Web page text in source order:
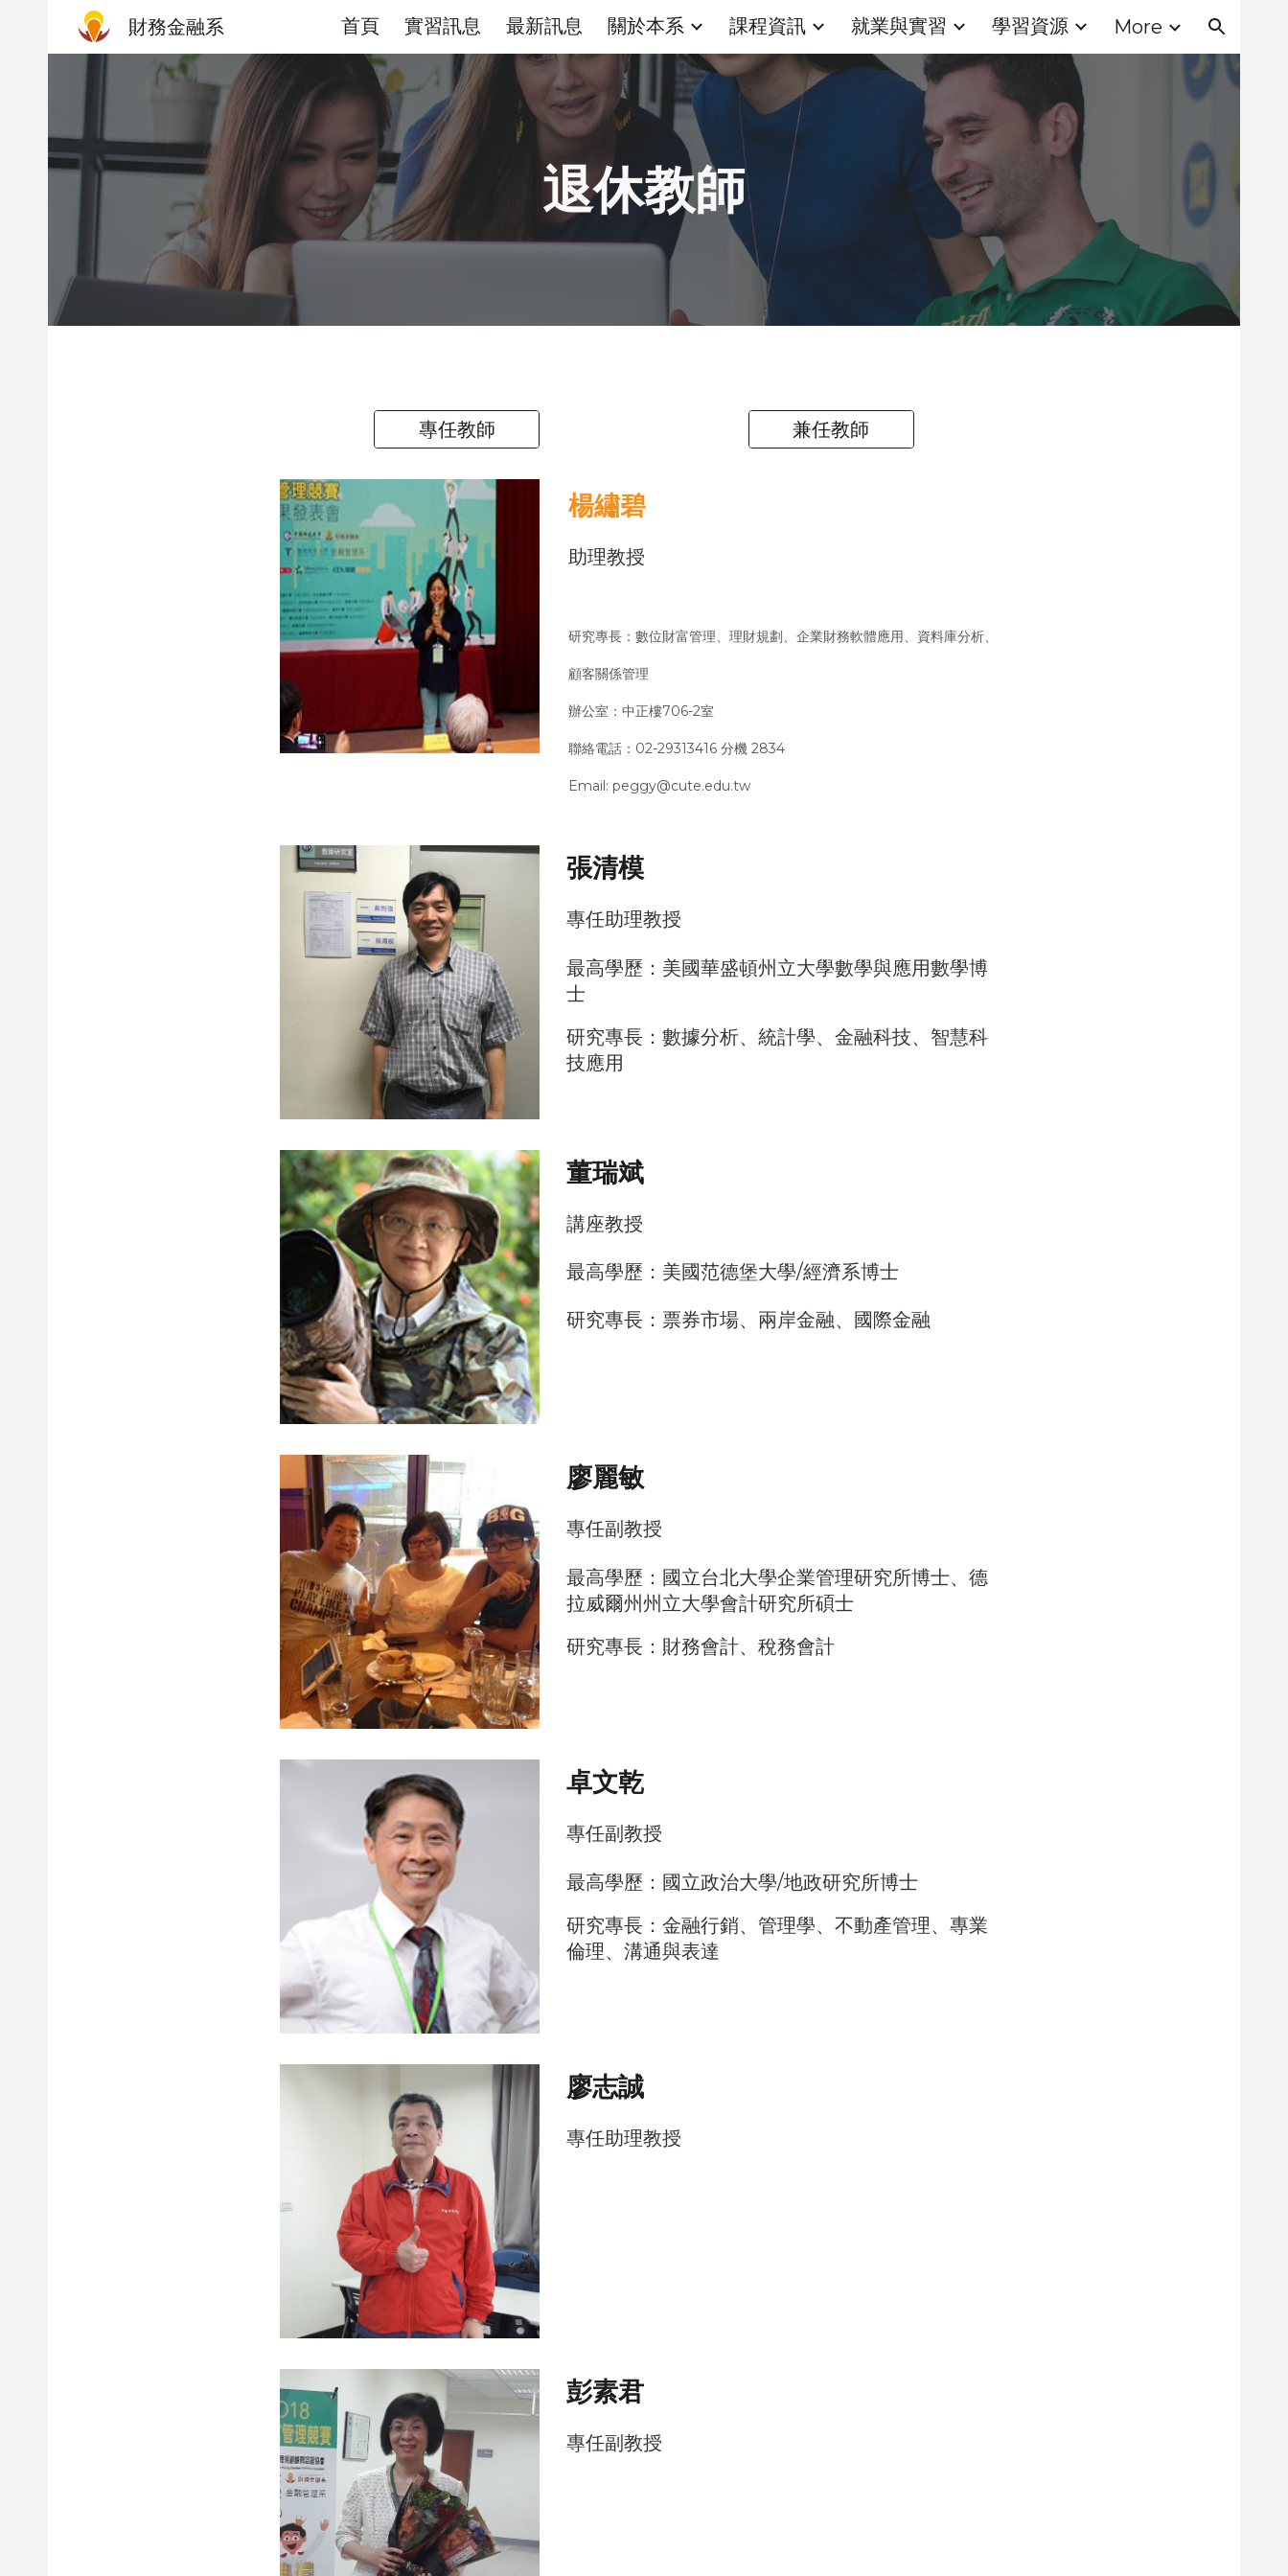
Skip to main content Skip to navigation
財務金融系 首頁 實習訊息 最新訊息 關於本系 課程資訊 就業與實習 學習資源 More
退休教師
專任教師 兼任教師
楊繡碧
助理教授
研究專長：數位財富管理、理財規劃、企業財務軟體應用、資料庫分析、
顧客關係管理
辦公室：中正樓706-2室
聯絡電話：02-29313416 分機 2834
Email: peggy@cute.edu.tw
張清模
專任助理教授
最高學歷：美國華盛頓州立大學數學與應用數學博
士
研究專長：數據分析、統計學、金融科技、智慧科
技應用
董瑞斌
講座教授
最高學歷：美國范德堡大學/經濟系博士
研究專長：票券市場、兩岸金融、國際金融
廖麗敏
專任副教授
最高學歷：國立台北大學企業管理研究所博士、德
拉威爾州州立大學會計研究所碩士
研究專長：財務會計、稅務會計
卓文乾
專任副教授
最高學歷：國立政治大學/地政研究所博士
研究專長：金融行銷、管理學、不動產管理、專業
倫理、溝通與表達
廖志誠
專任助理教授
彭素君
專任副教授